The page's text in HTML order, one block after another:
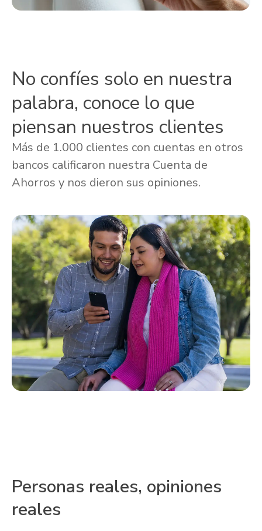
No confíes solo en nuestra
palabra, conoce lo que
piensan nuestros clientes
Más de 1.000 clientes con cuentas en otros
bancos calificaron nuestra Cuenta de
Ahorros y nos dieron sus opiniones.
Personas reales, opiniones
reales